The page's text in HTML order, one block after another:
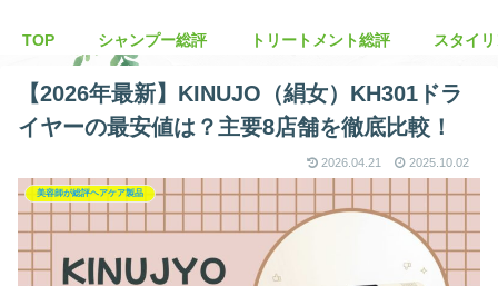
TOP シャンプー総評 トリートメント総評 スタイ
【2026年最新】KINUJO（絹女）KH301ドラ
イヤーの最安値は？主要8店舗を徹底比較！
2026.04.21 2025.10.02
美容師が総評ヘアケア製品